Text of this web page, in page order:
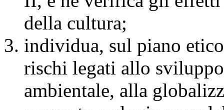
della cultura;
individua, sul piano
rischi legati allo
ambientale, alla